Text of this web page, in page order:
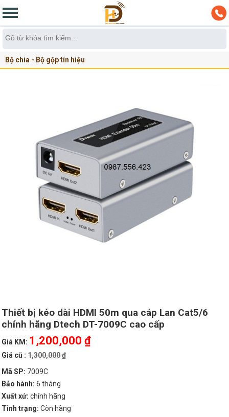
Bộ chia - Bộ gộp tín hiệu
Thiết bị kéo dài HDMI 50m qua cáp Lan Cat5/6
chính hãng Dtech DT-7009C cao cấp
Giá KM: 1,200,000 ₫
Giá cũ : 1,300,000 ₫
Mã SP: 7009C
Bảo hành: 6 tháng
Xuất xứ: chính hãng
Tình trạng: Còn hàng